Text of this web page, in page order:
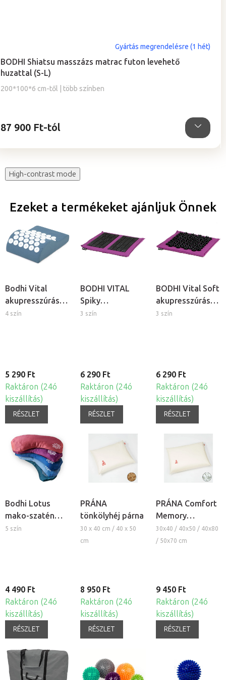
BODHI Shiatsu masszázs matrac futon levehető
huzattal (S-L)
200*100*6 cm-től | több színben
átlagos
értékelése
5-
Gyártás megrendelésre (1 hét)
87 900 Ft-tól
High-contrast mode
Ezeket a termékeket ajánljuk Önnek
Bodhi Vital
akupresszúrás
párna
4 szín
5 290 Ft
Raktáron (24ó
kiszállítás)
RÉSZLET
BODHI VITAL
Spiky
akupresszúrás
3 szín
6 290 Ft
Raktáron (24ó
kiszállítás)
RÉSZLET
BODHI Vital Soft
akupresszúrás
talpmasszázs
3 szín
6 290 Ft
Raktáron (24ó
kiszállítás)
RÉSZLET
Bodhi Lotus
mako-szatén
meditációs
5 szín
4 490 Ft
Raktáron (24ó
kiszállítás)
RÉSZLET
PRÁNA
tönkölyhéj párna
30 x 40 cm / 40 x 50
cm
8 950 Ft
Raktáron (24ó
kiszállítás)
RÉSZLET
PRÁNA Comfort
Memory
memóriahabos
párna
30x40 / 40x50 / 40x80
/ 50x70 cm
9 450 Ft
Raktáron (24ó
kiszállítás)
RÉSZLET